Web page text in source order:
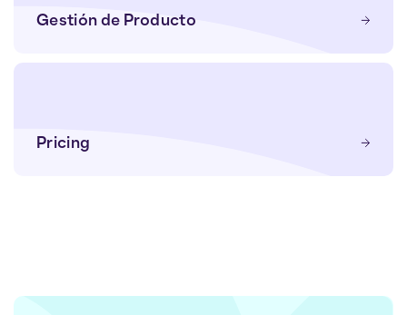
Gestión de Producto
Pricing